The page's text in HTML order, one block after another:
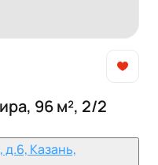
96 м², 2/2
д.6, Казань,